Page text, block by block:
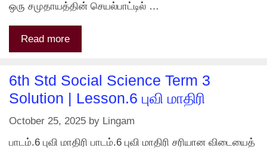
ஒரு சமுதாயத்தின் செயல்பாட்டில் …
Read more
6th Std Social Science Term 3
Solution | Lesson.6 புவி மாதிரி
October 25, 2025 by Lingam
பாடம்.6 புவி மாதிரி பாடம்.6 புவி மாதிரி சரியான விடையைத்